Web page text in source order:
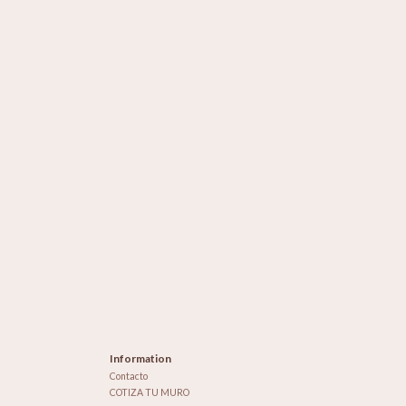
Information
Contacto
COTIZA TU MURO